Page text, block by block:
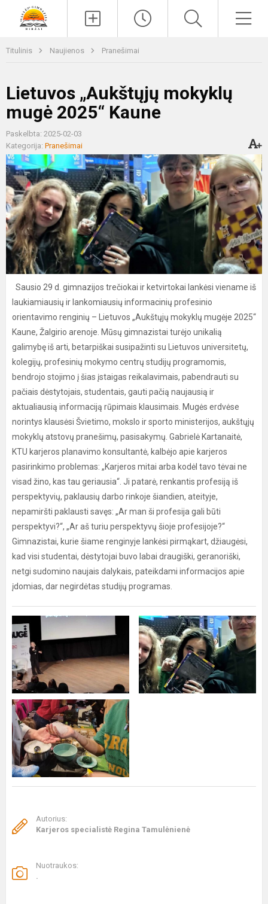
Titulinis Naujienos Pranešimai
Lietuvos „Aukštųjų mokyklų
mugė 2025“ Kaune
Paskelbta: 2025-02-03
Kategorija: Pranešimai
Sausio 29 d. gimnazijos trečiokai ir ketvirtokai lankėsi viename iš
laukiamiausių ir lankomiausių informacinių profesinio
orientavimo renginių – Lietuvos „Aukštųjų mokyklų mugėje 2025“
Kaune, Žalgirio arenoje. Mūsų gimnazistai turėjo unikalią
galimybę iš arti, betarpiškai susipažinti su Lietuvos universitetų,
kolegijų, profesinių mokymo centrų studijų programomis,
bendrojo stojimo į šias įstaigas reikalavimais, pabendrauti su
pačiais dėstytojais, studentais, gauti pačią naujausią ir
aktualiausią informaciją rūpimais klausimais. Mugės erdvėse
norintys klausėsi Švietimo, mokslo ir sporto ministerijos, aukštųjų
mokyklų atstovų pranešimų, pasisakymų. Gabrielė Kartanaitė,
KTU karjeros planavimo konsultantė, kalbėjo apie karjeros
pasirinkimo problemas: „Karjeros mitai arba kodėl tavo tėvai ne
visad žino, kas tau geriausia“. Ji patarė, renkantis profesiją iš
perspektyvių, paklausių darbo rinkoje šiandien, ateityje,
nepamiršti paklausti savęs: „Ar man ši profesija gali būti
perspektyvi?“, „Ar aš turiu perspektyvų šioje profesijoje?“
Gimnazistai, kurie šiame renginyje lankėsi pirmąkart, džiaugėsi,
kad visi studentai, dėstytojai buvo labai draugiški, geranoriški,
netgi sudomino naujais dalykais, pateikdami informacijos apie
įdomias, dar negirdėtas studijų programas.
Autorius:
Karjeros specialistė Regina Tamulėnienė
Nuotraukos:
.